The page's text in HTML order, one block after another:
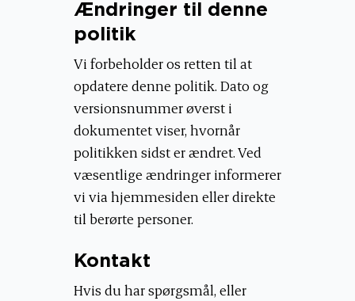
Ændringer til denne
politik
Vi forbeholder os retten til at
opdatere denne politik. Dato og
versionsnummer øverst i
dokumentet viser, hvornår
politikken sidst er ændret. Ved
væsentlige ændringer informerer
vi via hjemmesiden eller direkte
til berørte personer.
Kontakt
Hvis du har spørgsmål, eller